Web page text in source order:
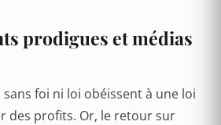
prodigues et médias
foi ni loi obéissent à une loi
des profits. Or, le retour sur